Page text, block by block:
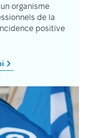
organisme
de la
positive